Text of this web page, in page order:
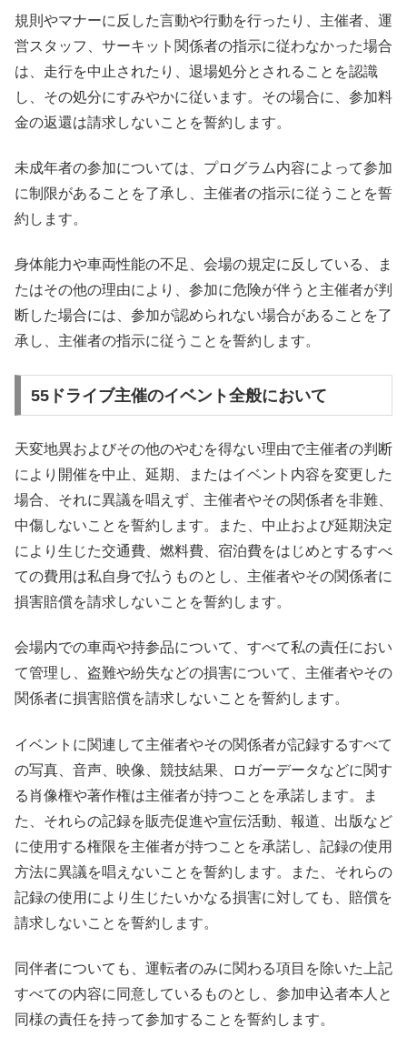
規則やマナーに反した言動や行動を行ったり、主催者、運
営スタッフ、サーキット関係者の指示に従わなかった場合
は、走行を中止されたり、退場処分とされることを認識
し、その処分にすみやかに従います。その場合に、参加料
金の返還は請求しないことを誓約します。
未成年者の参加については、プログラム内容によって参加
に制限があることを了承し、主催者の指示に従うことを誓
約します。
身体能力や車両性能の不足、会場の規定に反している、ま
たはその他の理由により、参加に危険が伴うと主催者が判
断した場合には、参加が認められない場合があることを了
承し、主催者の指示に従うことを誓約します。
55ドライブ主催のイベント全般において
天変地異およびその他のやむを得ない理由で主催者の判断
により開催を中止、延期、またはイベント内容を変更した
場合、それに異議を唱えず、主催者やその関係者を非難、
中傷しないことを誓約します。また、中止および延期決定
により生じた交通費、燃料費、宿泊費をはじめとするすべ
ての費用は私自身で払うものとし、主催者やその関係者に
損害賠償を請求しないことを誓約します。
会場内での車両や持参品について、すべて私の責任におい
て管理し、盗難や紛失などの損害について、主催者やその
関係者に損害賠償を請求しないことを誓約します。
イベントに関連して主催者やその関係者が記録するすべて
の写真、音声、映像、競技結果、ロガーデータなどに関す
る肖像権や著作権は主催者が持つことを承諾します。ま
た、それらの記録を販売促進や宣伝活動、報道、出版など
に使用する権限を主催者が持つことを承諾し、記録の使用
方法に異議を唱えないことを誓約します。また、それらの
記録の使用により生じたいかなる損害に対しても、賠償を
請求しないことを誓約します。
同伴者についても、運転者のみに関わる項目を除いた上記
すべての内容に同意しているものとし、参加申込者本人と
同様の責任を持って参加することを誓約します。